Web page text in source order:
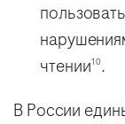
чтении10.
В России